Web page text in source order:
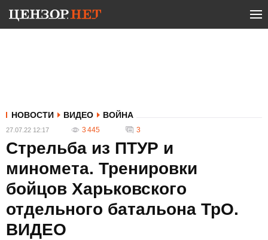
НОВОСТИ ВИДЕО ВОЙНА
27.07.22 12:17 3 445 3
Стрельба из ПТУР и
миномета. Тренировки
бойцов Харьковского
отдельного батальона ТрО.
ВИДЕО